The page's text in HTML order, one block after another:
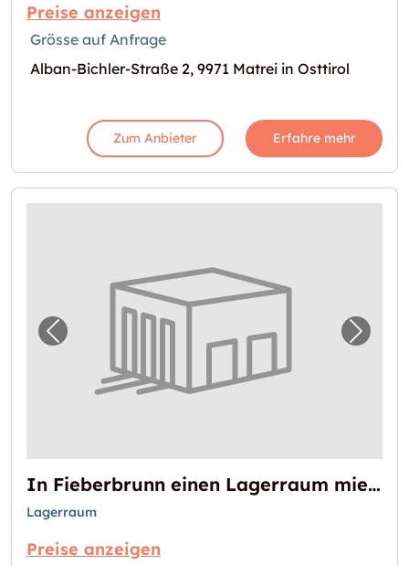
Preise anzeigen
Grösse auf Anfrage
Alban-Bichler-Straße 2, 9971 Matrei in Osttirol
Zum Anbieter Erfahre mehr
Vorheriges Bild für "In Fieberbrunn einen
In Fieberbrunn einen Lagerraum mieten
Lagerraum
Preise anzeigen